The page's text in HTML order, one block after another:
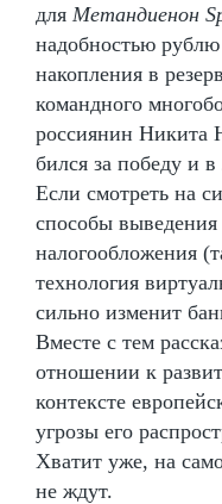
для Метандиенон
надобностью
накопления в
командного
россиянин Никита
бился за победу и
Если смотреть на
способы выведения
налогообложения
технология
сильно изменит
Вместе с тем
отношении к
контексте
угрозы его
Хватит уже, на
не ждут.